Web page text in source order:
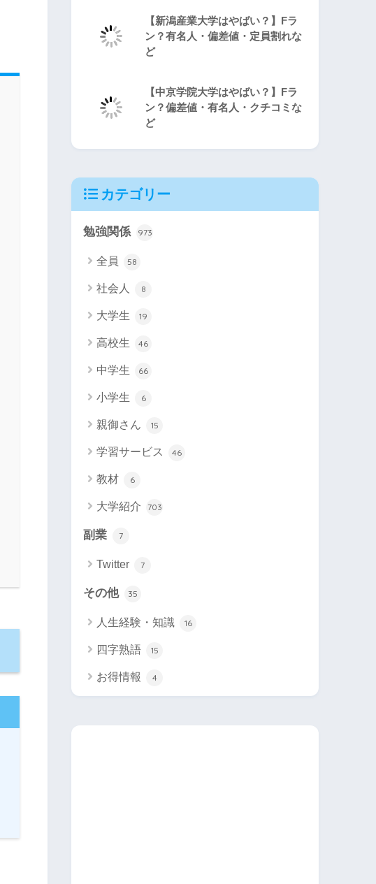
【新潟産業大学はやばい？】Fラ
ン？有名人・偏差値・定員割れな
ど
【中京学院大学はやばい？】Fラ
ン？偏差値・有名人・クチコミな
ど
カテゴリー
勉強関係 973
全員 58
社会人 8
大学生 19
高校生 46
中学生 66
小学生 6
親御さん 15
学習サービス 46
教材 6
大学紹介 703
副業 7
Twitter 7
その他 35
人生経験・知識 16
四字熟語 15
お得情報 4